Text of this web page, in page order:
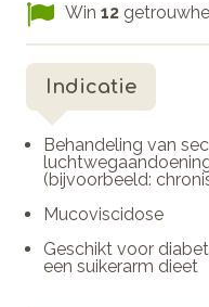
Win 12
Indicatie
Behandeling van
(bijvoorbeeld:
Mucoviscidose
Geschikt voor
een suikerarm dieet